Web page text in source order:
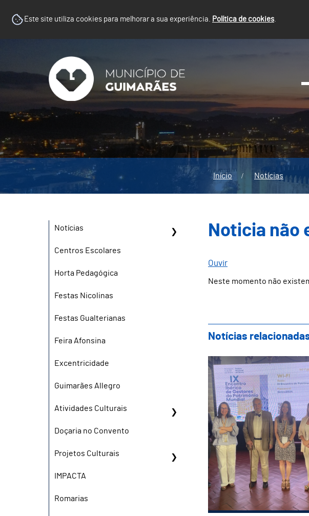
Este site utiliza cookies para melhorar a sua experiência. Política de cookies.
Início Notícias
Notícias
Centros Escolares
Horta Pedagógica
Festas Nicolinas
Festas Gualterianas
Feira Afonsina
Excentricidade
Guimarães Allegro
Atividades Culturais
Doçaria no Convento
Projetos Culturais
IMPACTA
Romarias
Noticia não
Ouvir
Neste momento não
Notícias
Guimarães